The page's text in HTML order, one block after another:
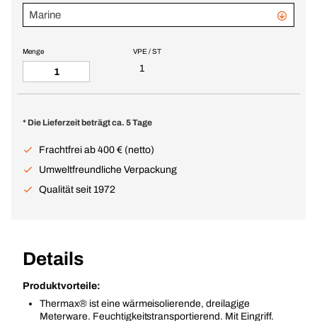
Marine
VPE / ST
1
Menge
* Die Lieferzeit beträgt ca. 5 Tage
Frachtfrei ab 400 € (netto)
Umweltfreundliche Verpackung
Qualität seit 1972
Details
Produktvorteile:
Thermax® ist eine wärmeisolierende, dreilagige
Meterware. Feuchtigkeitstransportierend. Mit Eingriff.